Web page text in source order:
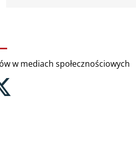
w mediach społecznościowych